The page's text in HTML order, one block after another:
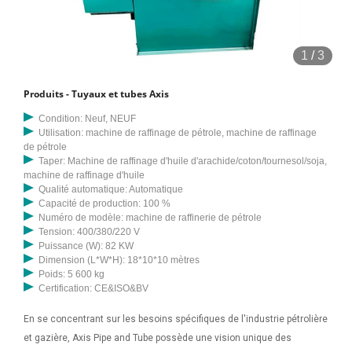
1 /3
Produits - Tuyaux et tubes Axis
Condition: Neuf, NEUF
Utilisation: machine de raffinage de pétrole, machine de raffinage
de pétrole
Taper: Machine de raffinage d'huile d'arachide/coton/tournesol/soja,
machine de raffinage d'huile
Qualité automatique: Automatique
Capacité de production: 100 %
Numéro de modèle: machine de raffinerie de pétrole
Tension: 400/380/220 V
Puissance (W): 82 KW
Dimension (L*W*H): 18*10*10 mètres
Poids: 5 600 kg
Certification: CE&ISO&BV
En se concentrant sur les besoins spécifiques de l'industrie pétrolière
et gazière, Axis Pipe and Tube possède une vision unique des